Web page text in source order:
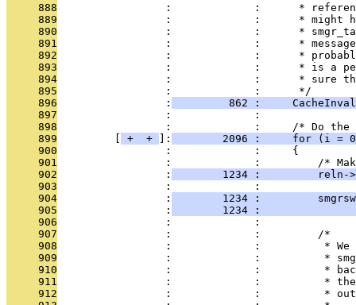
     888
:             :      *
     889
:             :      * might
     890
:             :      *
     891
:             :      *
     892
:             :      *
     893
:             :      * is a
     894
:             :      * sure
     895
                 :             :      */
     896
                 :
862 :
     897
                 :             :
     898
:             :     /* Do the
     899
+ + ]:
2096 :     for (i =
     900
                 :             :     {
     901
:             :         /*
     902
                 :
1234 :         reln-
     903
                 :             :
     904
                 :
1234 :
     905
                 :
1234 :
     906
                 :             :
     907
                 :             :         /*
     908
:             :          *
     909
:             :          *
     910
:             :          *
     911
:             :          *
     912
:             :          *